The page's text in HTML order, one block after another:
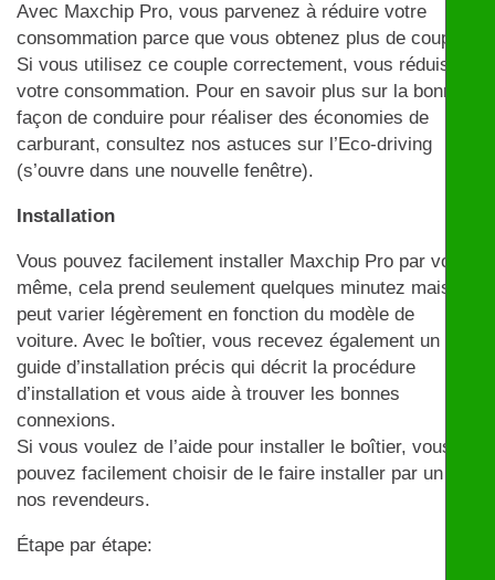
Avec Maxchip Pro, vous parvenez à réduire votre
consommation parce que vous obtenez plus de couple.
Si vous utilisez ce couple correctement, vous réduisez
votre consommation. Pour en savoir plus sur la bonne
façon de conduire pour réaliser des économies de
carburant, consultez nos astuces sur l’Eco-driving
(s’ouvre dans une nouvelle fenêtre).
Installation
Vous pouvez facilement installer Maxchip Pro par vous-
même, cela prend seulement quelques minutez mais
peut varier légèrement en fonction du modèle de
voiture. Avec le boîtier, vous recevez également un
guide d’installation précis qui décrit la procédure
d’installation et vous aide à trouver les bonnes
connexions.
Si vous voulez de l’aide pour installer le boîtier, vous
pouvez facilement choisir de le faire installer par un de
nos revendeurs.
Étape par étape: